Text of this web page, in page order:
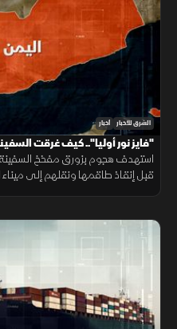
الشرق للأخبار أخبار
"فايز نور أوليا".. كيف غرقت
استهدف هجوم بزورق مفخخ السفينة
قبل إنقاذ طاقمها ونقلهم إلى